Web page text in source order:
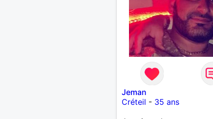
Jeman
Créteil - 35 ans